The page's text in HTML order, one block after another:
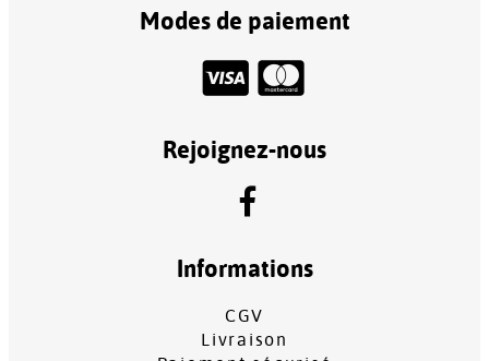
Modes de paiement
Rejoignez-nous
Informations
CGV
Livraison